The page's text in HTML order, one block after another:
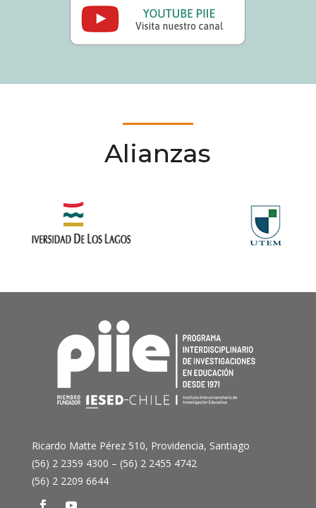
Alianzas
Ricardo Matte Pérez 510, Providencia, Santiago
(56) 2 2359 4300 – (56) 2 2455 4742
(56) 2 2209 6644